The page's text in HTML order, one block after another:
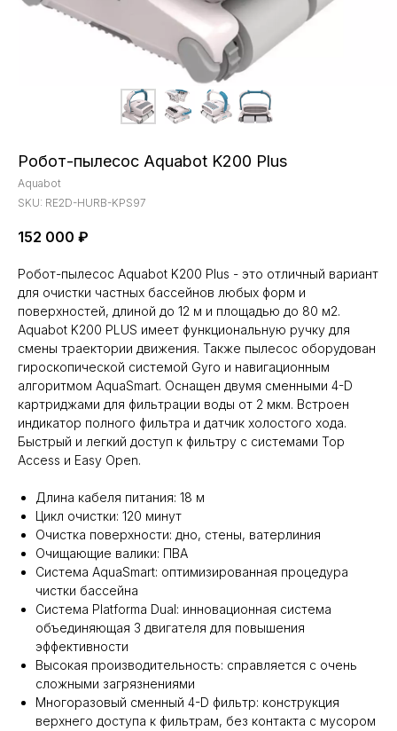
Робот-пылесоc Aquabot K200 Plus
Aquabot
SKU: RE2D-HURB-KPS97
152 000 ₽
Робот-пылесоc Aquabot K200 Plus - это отличный вариант
для очистки частных бассейнов любых форм и
поверхностей, длиной до 12 м и площадью до 80 м2.
Aquabot K200 PLUS имеет функциональную ручку для
смены траектории движения. Также пылесос оборудован
гироскопической системой Gyro и навигационным
алгоритмом AquaSmart. Оснащен двумя сменными 4-D
картриджами для фильтрации воды от 2 мкм. Встроен
индикатор полного фильтра и датчик холостого хода.
Быстрый и легкий доступ к фильтру с системами Top
Access и Easy Open.
Длина кабеля питания: 18 м
Цикл очистки: 120 минут
Очистка поверхности: дно, стены, ватерлиния
Очищающие валики: ПВА
Система AquaSmart: оптимизированная процедура
чистки бассейна
Система Platforma Dual: инновационная система
объединяющая 3 двигателя для повышения
эффективности
Высокая производительность: справляется с очень
сложными загрязнениями
Многоразовый сменный 4-D фильтр: конструкция
верхнего доступа к фильтрам, без контакта с мусором